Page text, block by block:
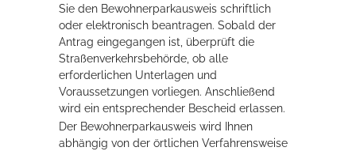
Sie den Bewohnerparkausweis schriftlich
oder elektronisch beantragen. Sobald der
Antrag eingegangen ist, überprüft die
Straßenverkehrsbehörde, ob alle
erforderlichen Unterlagen und
Voraussetzungen vorliegen. Anschließend
wird ein entsprechender Bescheid erlassen.
Der Bewohnerparkausweis wird Ihnen
abhängig von der örtlichen Verfahrensweise